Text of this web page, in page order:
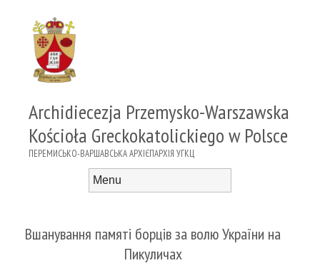
Archidiecezja Przemysko-Warszawska
Kościoła Greckokatolickiego w Polsce
ПЕРЕМИСЬКО-ВАРШАВСЬКА АРХІЄПАРХІЯ УГКЦ
Вшанування памяті борців за волю України на
Пикуличах